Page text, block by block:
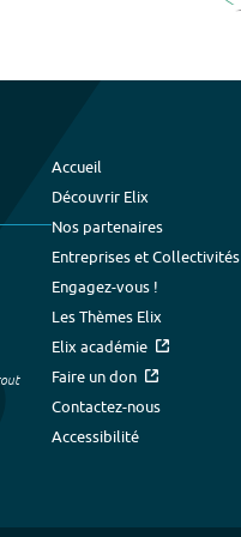
Accueil
Découvrir Elix
Nos partenaires
Entreprises et Collectivités
Engagez-vous !
Les Thèmes Elix
Elix académie
Faire un don
Contactez-nous
Accessibilité